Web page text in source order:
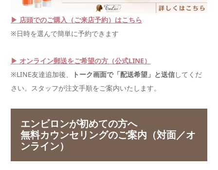
▶ 店頭でのご購入（ご来店予約）はこちら
※日時を選んで簡単に予約できます
▶ オンライン郵送をご希望の方（公式LINE）
※LINE友達追加後、
トーク画面で「配送希望」と送信してくだ
さい。スタッフが注文手順をご案内いたします。
エンビロンが初めての方へ
無料カウンセリングのご案内（対面／オ
ンライン）